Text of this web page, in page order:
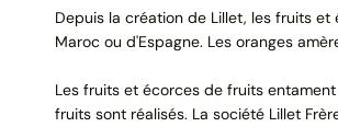
Depuis la création de Lillet, les fruits
Maroc ou d'Espagne. Les oranges
Les fruits et écorces de fruits
fruits sont réalisés. La société Lillet